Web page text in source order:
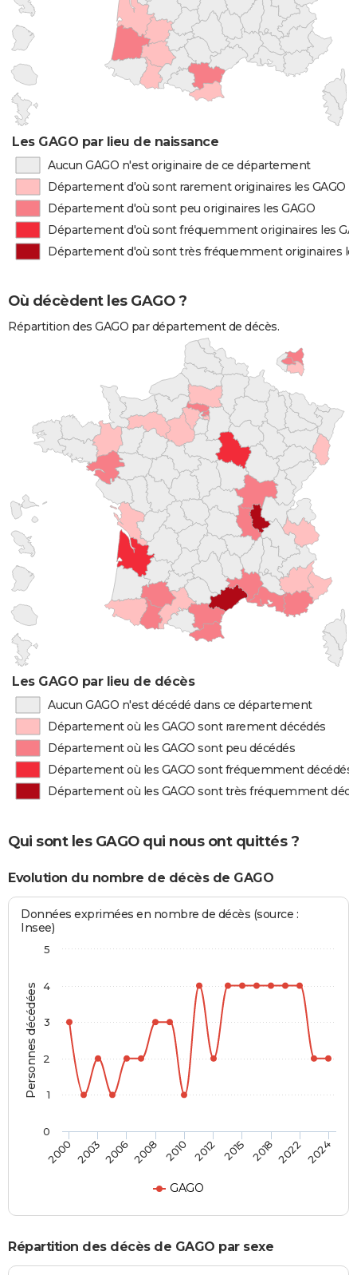
Les GAGO par lieu de naissance
Aucun GAGO n'est originaire de ce département
Département d'où sont rarement originaires les GAGO
Département d'où sont peu originaires les GAGO
Département d'où sont fréquemment originaires les
Département d'où sont très fréquemment originaires
Où décèdent les GAGO ?
Répartition des GAGO par département de décès.
Les GAGO par lieu de décès
Aucun GAGO n'est décédé dans ce département
Département où les GAGO sont rarement décédés
Département où les GAGO sont peu décédés
Département où les GAGO sont fréquemment décédés
Département où les GAGO sont très fréquemment
Qui sont les GAGO qui nous ont quittés ?
Evolution du nombre de décès de GAGO
Personnes décédées
Données exprimées en nombre de décès (source :
Insee)
GAGO
2000 200320062008 2010 2012 2015 2018 2022 2024
0
1
2
3
4
5
Répartition des décès de GAGO par sexe